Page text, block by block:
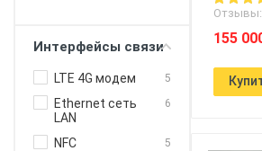
Интерфейсы связи
LTE 4G модем 5
Ethernet сеть
LAN
6
NFC 5
Отзывы:
155